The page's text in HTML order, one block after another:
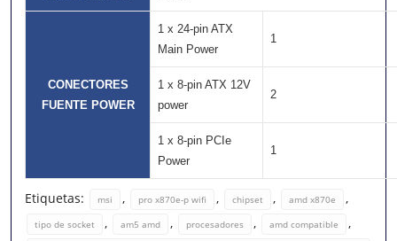
CONECTORES
FUENTE POWER
1 x 24-pin ATX
Main Power
1
1 x 8-pin ATX 12V
power
2
1 x 8-pin PCIe
Power
1
Etiquetas: msi , pro x870e-p wifi , chipset , amd x870e ,
tipo de socket , am5 amd , procesadores , amd compatible ,